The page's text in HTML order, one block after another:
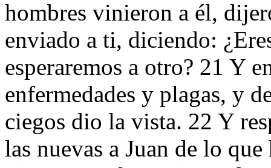
hombres vinieron a él,
enviado a ti, diciendo:
esperaremos a otro? 21 Y
enfermedades y plagas, y
ciegos dio la vista. 22 Y
las nuevas a Juan de lo